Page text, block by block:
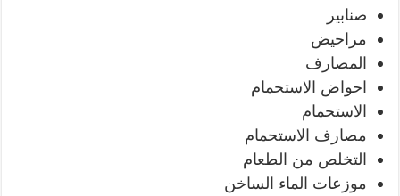
صنابير
مراحيض
المصارف
احواض الاستحمام
الاستحمام
مصارف الاستحمام
التخلص من الطعام
موزعات الماء الساخن